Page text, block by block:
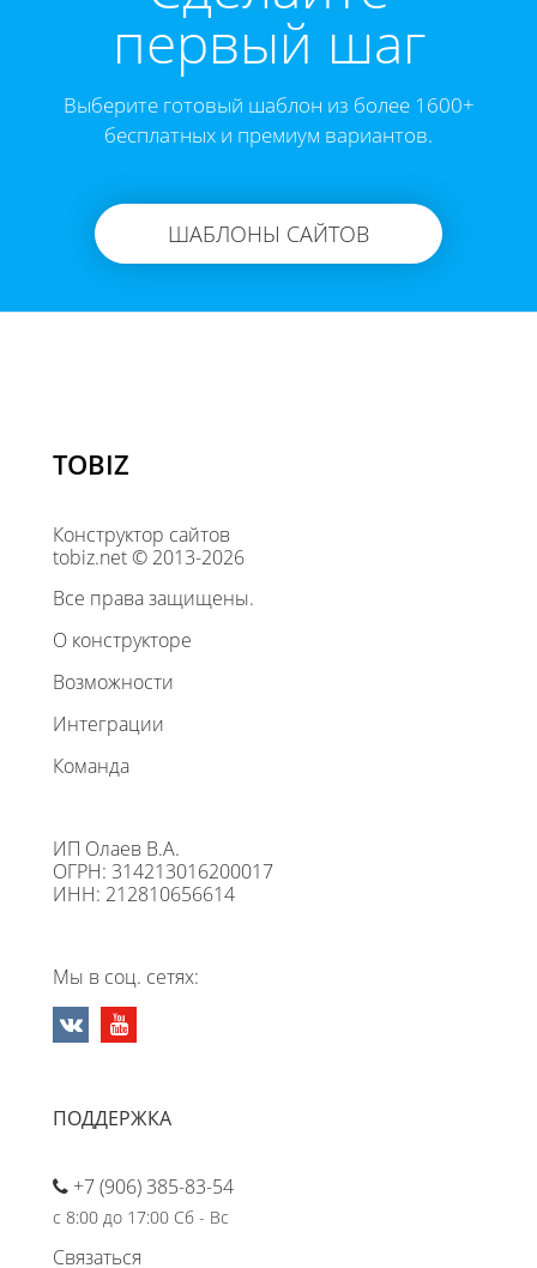
первый шаг
Выберите готовый шаблон из более 1600+
бесплатных и премиум вариантов.
ШАБЛОНЫ САЙТОВ
TOBIZ
Конструктор сайтов
tobiz.net © 2013-2026
Все права защищены.
О конструкторе
Возможности
Интеграции
Команда
ИП Олаев В.А.
ОГРН: 314213016200017
ИНН: 212810656614
Мы в соц. сетях:
ПОДДЕРЖКА
+7 (906) 385-83-54
с 8:00 до 17:00 Сб - Вс
Связаться